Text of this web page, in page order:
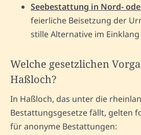
Seebestattung in Nord-
feierliche Beisetzung der
stille Alternative im
Welche gesetzlichen
Haßloch?
In Haßloch, das unter die
Bestattungsgesetze fällt, gelten
für anonyme Bestattungen: